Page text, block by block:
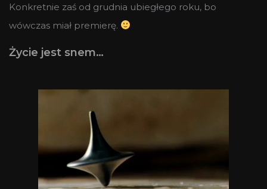
Konkretnie zaś od grudnia ubiegłego roku, bo
wówczas miał premierę.
Życie jest snem…